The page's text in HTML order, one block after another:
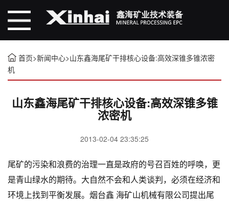
首页>新闻中心>山东鑫海尾矿干排核心设备:高效深锥多锥浓密
机
山东鑫海尾矿干排核心设备:高效深锥多锥
浓密机
2013-02-04 23:35:25
尾矿的污染和浪费的治理一直是政府的号召百姓的呼唤，更
是青山绿水的期待。大自然不会和人类谈判，必须在经济和
环境上找到平衡发展。烟台鑫 海矿山机械有限公司提出尾